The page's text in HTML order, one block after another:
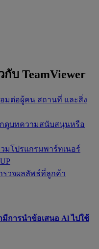
บ TeamViewer
อมต่อผู้คน สถานที่ และสิ่ง
กดูบทความสนับสนุนหรือ
วมโปรแกรมพาร์ทเนอร์
รวจผลลัพธ์ที่ลูกค้า
มีการนำข้อเสนอ Al ไปใช้